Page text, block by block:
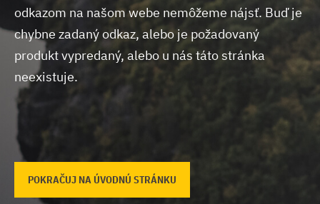
odkazom na našom webe nemôžeme nájsť. Buď je
chybne zadaný odkaz, alebo je požadovaný
produkt vypredaný, alebo u nás táto stránka
neexistuje.
POKRAČUJ NA ÚVODNÚ STRÁNKU